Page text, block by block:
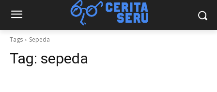
Tags Sepeda
Tag: sepeda